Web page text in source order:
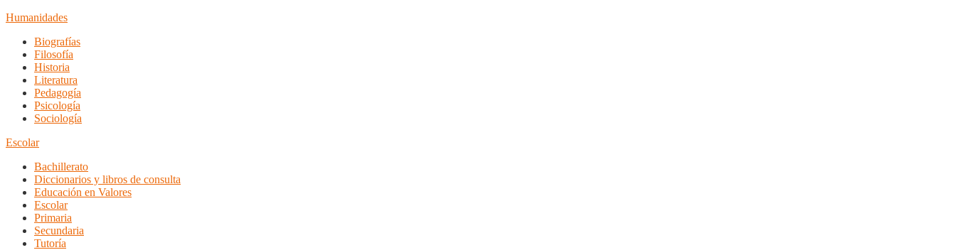
Humanidades
Biografías
Filosofía
Historia
Literatura
Pedagogía
Psicología
Sociología
Escolar
Bachillerato
Diccionarios y libros de consulta
Educación en Valores
Escolar
Primaria
Secundaria
Tutoría